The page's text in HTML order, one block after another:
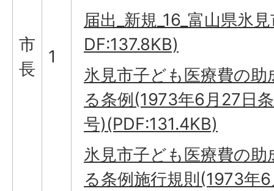
市
長
1
届出_新規_16_富山県氷見
DF:137.8KB)
氷見市子ども医療費の助
る条例(1973年6月27日
号)(PDF:131.4KB)
氷見市子ども医療費の助
る条例施行規則(1973年